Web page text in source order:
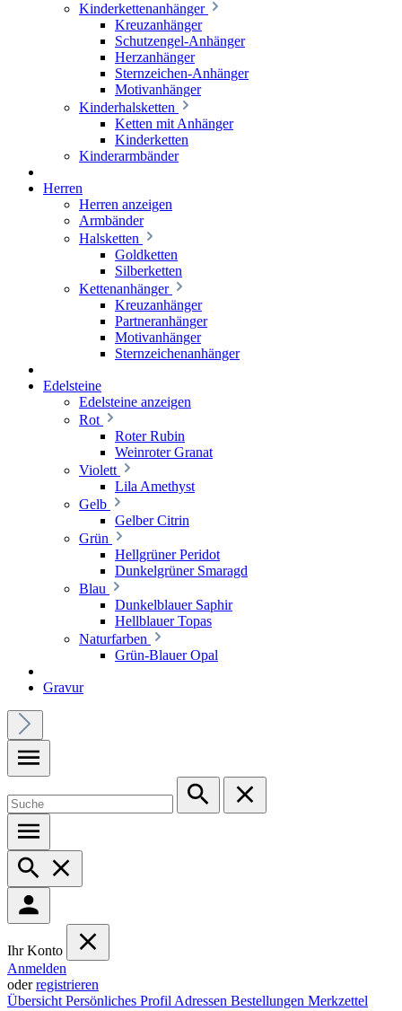
Kinderkettenanhänger
Kreuzanhänger
Schutzengel-Anhänger
Herzanhänger
Sternzeichen-Anhänger
Motivanhänger
Kinderhalsketten
Ketten mit Anhänger
Kinderketten
Kinderarmbänder
Herren
Herren anzeigen
Armbänder
Halsketten
Goldketten
Silberketten
Kettenanhänger
Kreuzanhänger
Partneranhänger
Motivanhänger
Sternzeichenanhänger
Edelsteine
Edelsteine anzeigen
Rot
Roter Rubin
Weinroter Granat
Violett
Lila Amethyst
Gelb
Gelber Citrin
Grün
Hellgrüner Peridot
Dunkelgrüner Smaragd
Blau
Dunkelblauer Saphir
Hellblauer Topas
Naturfarben
Grün-Blauer Opal
Gravur
Ihr Konto
Anmelden
oderregistrieren
Übersicht Persönliches Profil Adressen Bestellungen Merkzettel